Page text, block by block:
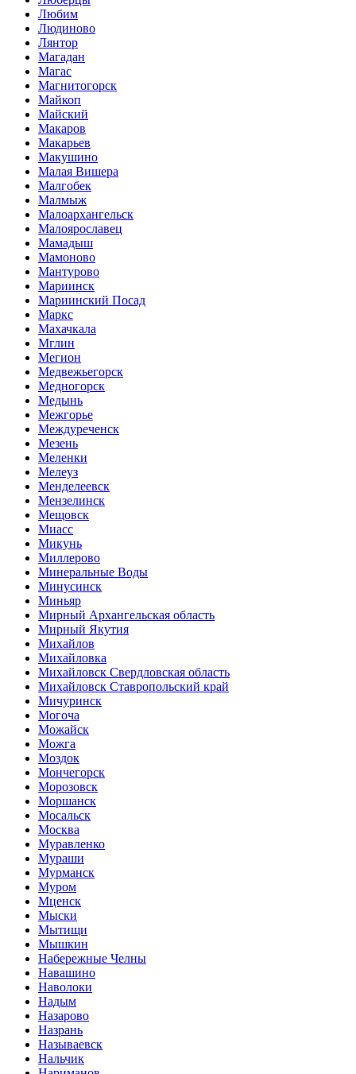
Любим
Людиново
Лянтор
Магадан
Магас
Магнитогорск
Майкоп
Майский
Макаров
Макарьев
Макушино
Малая Вишера
Малгобек
Малмыж
Малоархангельск
Малоярославец
Мамадыш
Мамоново
Мантурово
Мариинск
Мариинский Посад
Маркс
Махачкала
Мглин
Мегион
Медвежьегорск
Медногорск
Медынь
Межгорье
Междуреченск
Мезень
Меленки
Мелеуз
Менделеевск
Мензелинск
Мещовск
Миасс
Микунь
Миллерово
Минеральные Воды
Минусинск
Миньяр
Мирный Архангельская область
Мирный Якутия
Михайлов
Михайловка
Михайловск Свердловская область
Михайловск Ставропольский край
Мичуринск
Могоча
Можайск
Можга
Моздок
Мончегорск
Морозовск
Моршанск
Мосальск
Москва
Муравленко
Мураши
Мурманск
Муром
Мценск
Мыски
Мытищи
Мышкин
Набережные Челны
Навашино
Наволоки
Надым
Назарово
Назрань
Называевск
Нальчик